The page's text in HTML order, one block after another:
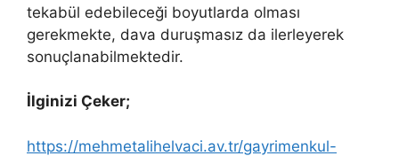
tekabül edebileceği boyutlarda olması
gerekmekte, dava duruşmasız da ilerleyerek
sonuçlanabilmektedir.
İlginizi Çeker;
https://mehmetalihelvaci.av.tr/gayrimenkul-